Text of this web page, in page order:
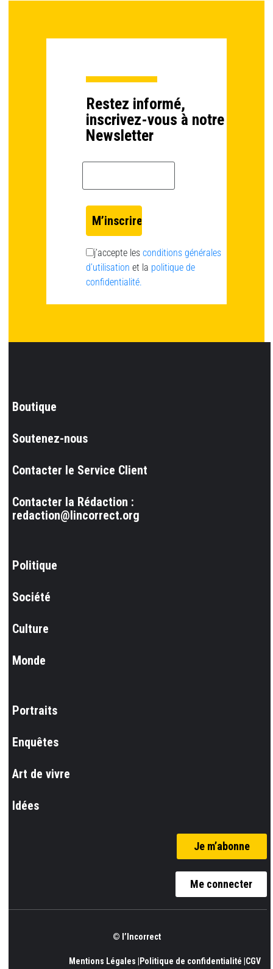
Restez informé,
inscrivez-vous à notre
Newsletter
j’accepte les conditions générales
d’utilisation et la politique de
confidentialité.
Boutique
Soutenez-nous
Contacter le Service Client
Contacter la Rédaction :
redaction@lincorrect.org
Politique
Société
Culture
Monde
Portraits
Enquêtes
Art de vivre
Idées
Je m’abonne
Me connecter
© l’Incorrect
Mentions Légales |Politique de confidentialité |CGV